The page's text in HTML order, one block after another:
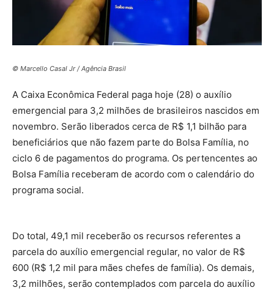
© Marcello Casal Jr / Agência Brasil
A Caixa Econômica Federal paga hoje (28) o auxílio
emergencial para 3,2 milhões de brasileiros nascidos em
novembro. Serão liberados cerca de R$ 1,1 bilhão para
beneficiários que não fazem parte do Bolsa Família, no
ciclo 6 de pagamentos do programa. Os pertencentes ao
Bolsa Família receberam de acordo com o calendário do
programa social.
Do total, 49,1 mil receberão os recursos referentes a
parcela do auxílio emergencial regular, no valor de R$
600 (R$ 1,2 mil para mães chefes de família). Os demais,
3,2 milhões, serão contemplados com parcela do auxílio